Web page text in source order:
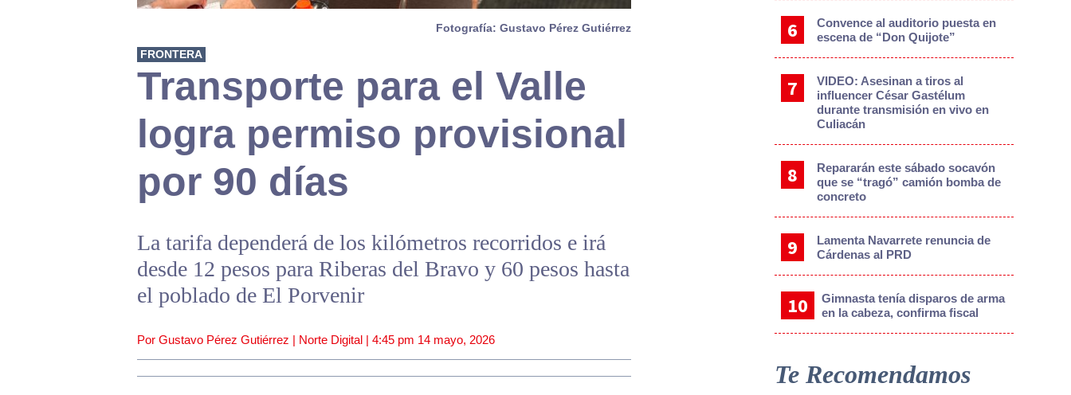
Fotografía: Gustavo Pérez Gutiérrez
FRONTERA
Transporte para el Valle
logra permiso provisional
por 90 días
La tarifa dependerá de los kilómetros recorridos e irá
desde 12 pesos para Riberas del Bravo y 60 pesos hasta
el poblado de El Porvenir
Por Gustavo Pérez Gutiérrez | Norte Digital | 4:45 pm 14 mayo, 2026
Convence al auditorio puesta en
escena de “Don Quijote”
VIDEO: Asesinan a tiros al
influencer César Gastélum
durante transmisión en vivo en
Culiacán
Repararán este sábado socavón
que se “tragó” camión bomba de
concreto
Lamenta Navarrete renuncia de
Cárdenas al PRD
Gimnasta tenía disparos de arma
en la cabeza, confirma fiscal
Te Recomendamos